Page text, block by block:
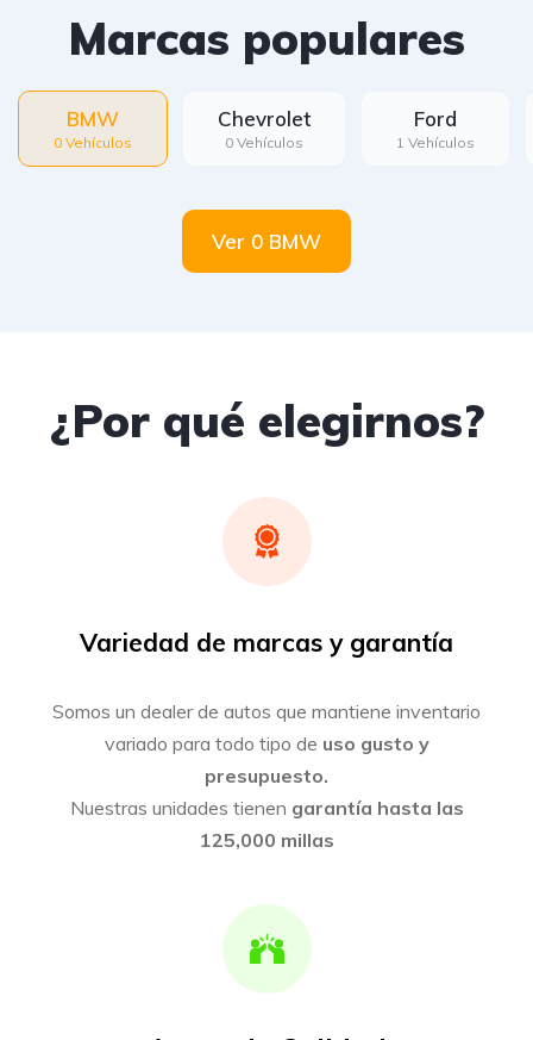
Marcas populares
BMW
0 Vehículos
Chevrolet
0 Vehículos
Ford
1 Vehículos
Ver 0 BMW
¿Por qué elegirnos?
Variedad de marcas y garantía
Somos un dealer de autos que mantiene inventario
variado para todo tipo de uso gusto y
presupuesto.
Nuestras unidades tienen garantía hasta las
125,000 millas